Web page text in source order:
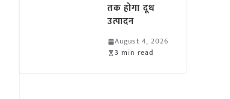
तक होगा दूध
उत्पादन
August 4, 2026
3 min read